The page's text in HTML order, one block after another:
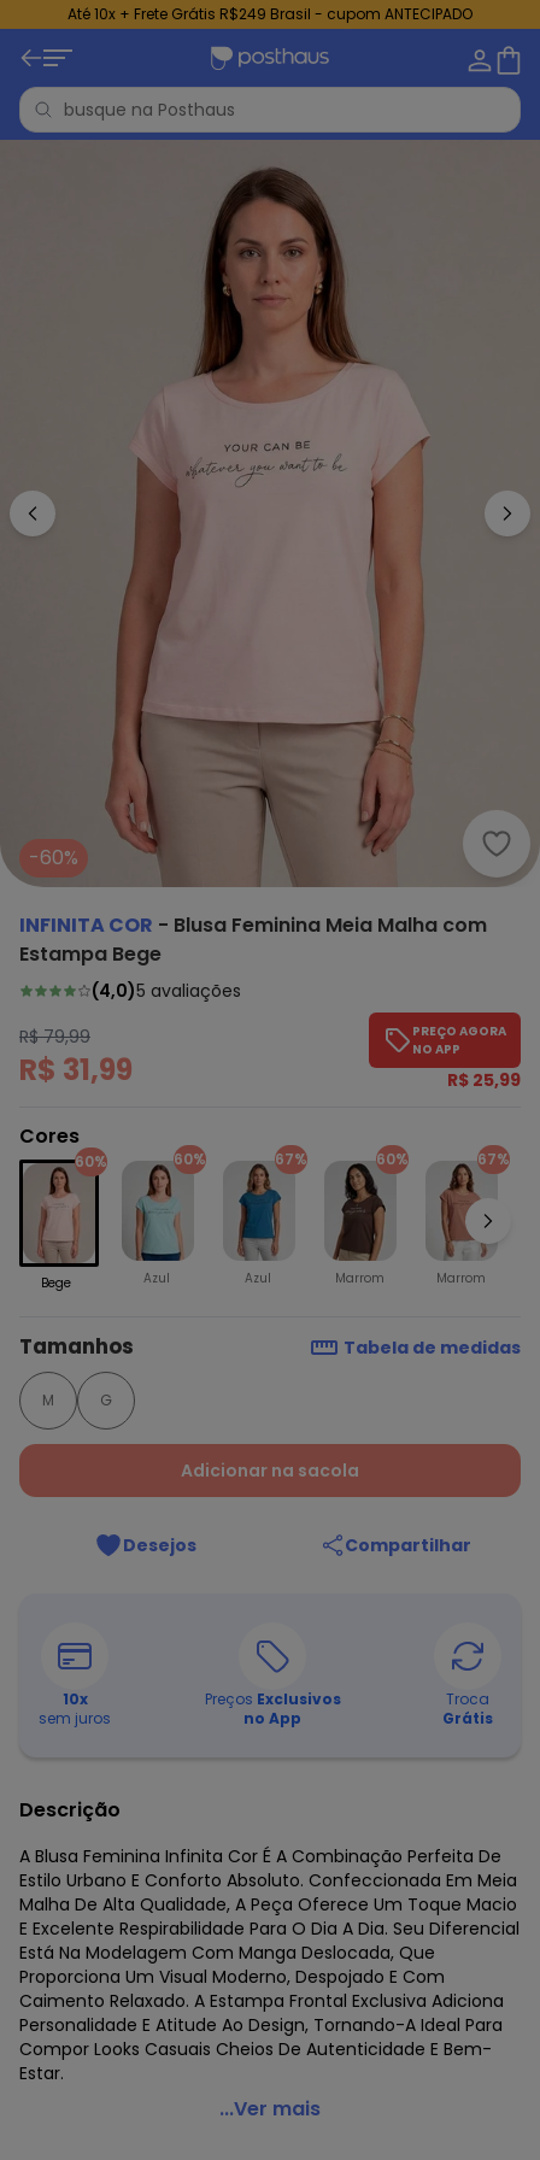
Até 10x + Frete Grátis R$249 Brasil - cupom ANTECIPADO
-60%
INFINITA COR - Blusa Feminina Meia Malha com
Estampa Bege
(4,0)5 avaliações
R$ 79,99
R$ 31,99
PREÇO AGORA
NO APP
R$ 25,99
Cores
60%
Bege
60%
Azul
67%
Azul
60%
Marrom
67%
Marrom
Tamanhos Tabela de medidas
M G
Adicionar na sacola
Desejos Compartilhar
10x
sem juros
Preços Exclusivos
no App
Troca
Grátis
Descrição
A Blusa Feminina Infinita Cor É A Combinação Perfeita De
Estilo Urbano E Conforto Absoluto. Confeccionada Em Meia
Malha De Alta Qualidade, A Peça Oferece Um Toque Macio
E Excelente Respirabilidade Para O Dia A Dia. Seu Diferencial
Está Na Modelagem Com Manga Deslocada, Que
Proporciona Um Visual Moderno, Despojado E Com
Caimento Relaxado. A Estampa Frontal Exclusiva Adiciona
Personalidade E Atitude Ao Design, Tornando-A Ideal Para
Compor Looks Casuais Cheios De Autenticidade E Bem-
Estar.
Infinita Cor - Blusa Feminina Meia Malha com Estampa
...Ver mais